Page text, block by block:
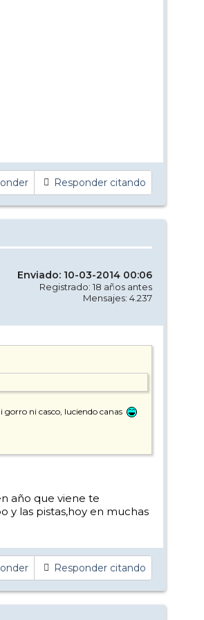
Responder citando
Enviado: 10-03-2014 00:06
Registrado: 18 años antes
Mensajes: 4.237
gorro ni casco, luciendo canas
año que viene te
y las pistas,hoy en muchas
Responder citando